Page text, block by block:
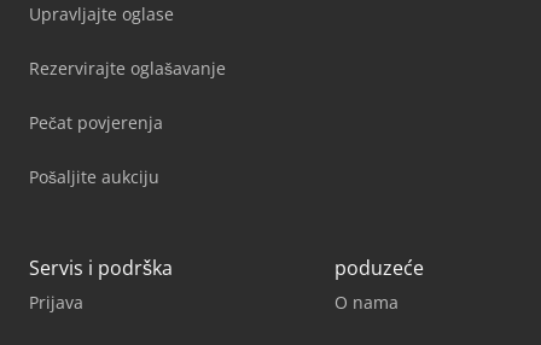
Upravljajte oglase
Rezervirajte oglašavanje
Pečat povjerenja
Pošaljite aukciju
Servis i podrška
Prijava
poduzeće
O nama